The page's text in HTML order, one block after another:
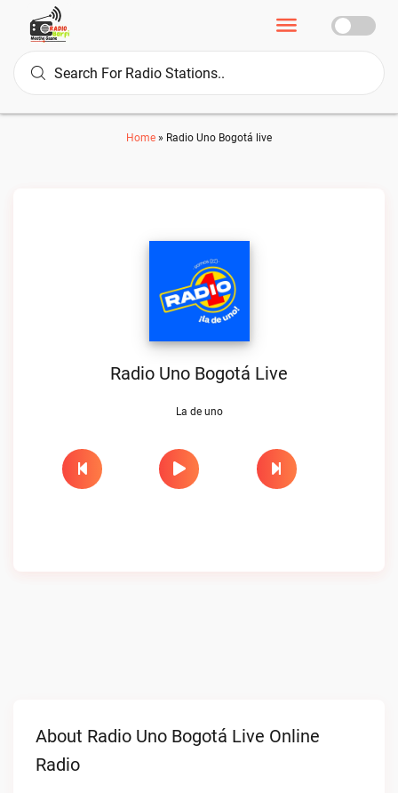
Home » Radio Uno Bogotá live
Radio Uno Bogotá Live
La de uno
About Radio Uno Bogotá Live Online
Radio